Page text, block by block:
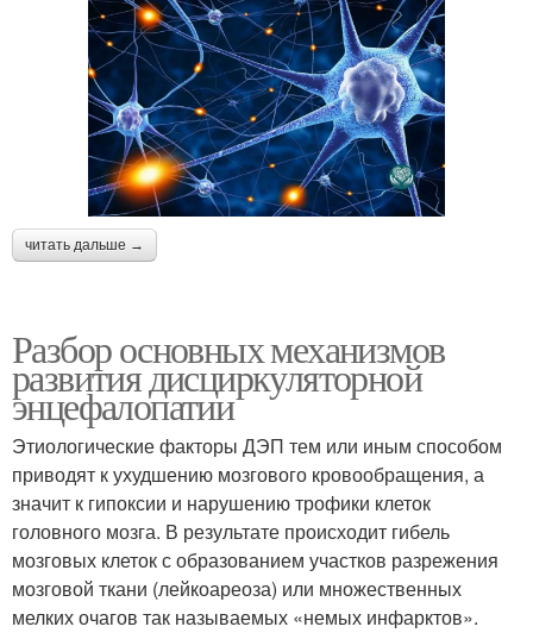
читать дальше →
Разбор основных механизмов
развития дисциркуляторной
энцефалопатии
Этиологические факторы ДЭП тем или иным способом
приводят к ухудшению мозгового кровообращения, а
значит к гипоксии и нарушению трофики клеток
головного мозга. В результате происходит гибель
мозговых клеток с образованием участков разрежения
мозговой ткани (лейкоареоза) или множественных
мелких очагов так называемых «немых инфарктов».